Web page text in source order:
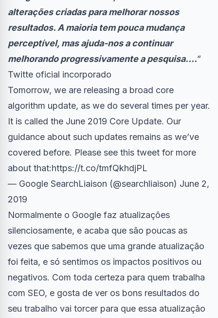
alterações criadas para melhorar nossos
resultados. A maioria tem pouca mudança
perceptível, mas ajuda-nos a continuar
melhorando progressivamente a pesquisa….”
Twitte oficial incorporado
Tomorrow, we are releasing a broad core
algorithm update, as we do several times per year.
It is called the June 2019 Core Update. Our
guidance about such updates remains as we’ve
covered before. Please see this tweet for more
about that:https://t.co/tmfQkhdjPL
— Google SearchLiaison (@searchliaison) June 2,
2019
Normalmente o Google faz atualizações
silenciosamente, e acaba que são poucas as
vezes que sabemos que uma grande atualização
foi feita, e só sentimos os impactos positivos ou
negativos. Com toda certeza para quem trabalha
com SEO, e gosta de ver os bons resultados do
seu trabalho vai torcer para que essa atualização